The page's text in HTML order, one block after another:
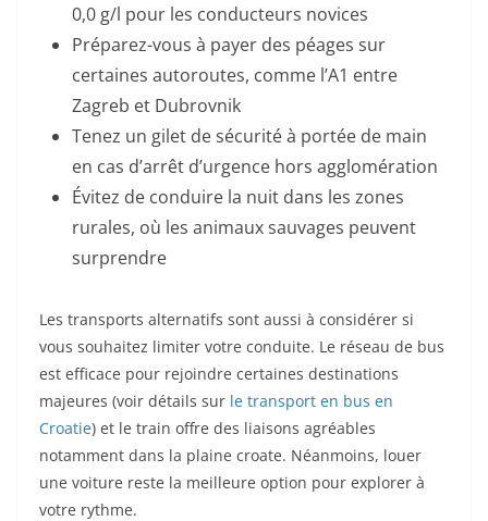
0,0 g/l pour les conducteurs novices
Préparez-vous à payer des péages sur
certaines autoroutes, comme l’A1 entre
Zagreb et Dubrovnik
Tenez un gilet de sécurité à portée de main
en cas d’arrêt d’urgence hors agglomération
Évitez de conduire la nuit dans les zones
rurales, où les animaux sauvages peuvent
surprendre
Les transports alternatifs sont aussi à considérer si
vous souhaitez limiter votre conduite. Le réseau de bus
est efficace pour rejoindre certaines destinations
majeures (voir détails sur le transport en bus en
Croatie) et le train offre des liaisons agréables
notamment dans la plaine croate. Néanmoins, louer
une voiture reste la meilleure option pour explorer à
votre rythme.